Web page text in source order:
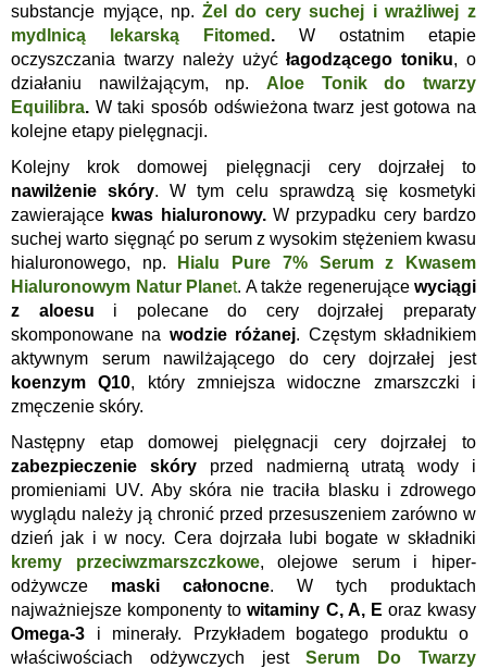
substancje myjące, np. Żel do cery suchej i wrażliwej z
mydlnicą lekarską Fitomed . W ostatnim etapie
oczyszczania twarzy należy użyćłagodzącego toniku, o
działaniu nawilżającym, np. Aloe Tonik do twarzy
Equilibra. W taki sposób odświeżona twarz jest gotowa na
kolejne etapy pielęgnacji.
Kolejny krok domowej pielęgnacji cery dojrzałej to
nawilżenie skóry. W tym celu sprawdzą się kosmetyki
zawierające kwas hialuronowy.W przypadku cery bardzo
suchej warto sięgnąć po serum z wysokim stężeniem kwasu
hialuronowego, np.
Hialu Pure 7% Serum z Kwasem
Hialuronowym Natur Planet. A także regenerujące wyciągi
z aloesu i polecane do cery dojrzałej preparaty
skomponowane na wodzie różanej. Częstym składnikiem
aktywnym serum nawilżającego do cery dojrzałej jest
koenzym Q10, który zmniejsza widoczne zmarszczki i
zmęczenie skóry.
Następny etap domowej pielęgnacji cery dojrzałej to
zabezpieczenie skóryprzed nadmierną utratą wody i
promieniami UV. Aby skóra nie traciła blasku i zdrowego
wyglądu należy ją chronić przed przesuszeniem zarówno w
dzień jak i w nocy. Cera dojrzała lubi bogate w składniki
kremy przeciwzmarszczkowe, olejowe serum i hiper-
odżywcze maski całonocne. W tych produktach
najważniejsze komponenty towitaminy C, A, E oraz kwasy
Omega-3 i minerały. Przykładem bogatego produktu o
właściwościach odżywczych jestSerum Do Twarzy